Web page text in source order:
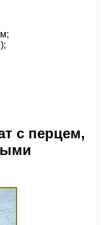
с перцем,